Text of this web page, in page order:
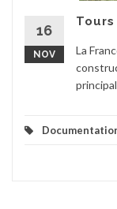
16
NOV
La